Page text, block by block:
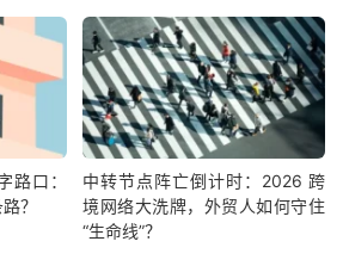
路口：
？
中转节点阵亡倒计时：2026 跨
境网络大洗牌，外贸人如何守住
“生命线”？